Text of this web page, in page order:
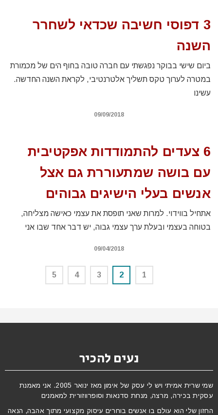
3 דפוסי חשיבה שכדאי לשחרר
השנה
ביום שישי בבוקר נפגשתי עם חברה טובה בחוף הים של מכמורת
במטרה לערוך טקס תשליך אלטרנטיבי, לקראת השנה החדשה.
עשינו
09/09/2018
6 צעדים להתמודדות אפקטיבית
עם בושה שמתעוררת גם אצל
אנשים בעלי הישיגים גבוהים
אתחיל בווידוי. למרות שאני תופסת את עצמי כאישה מצליחה,
בטוחה בעצמי ובעלת ערך עצמי גבוה, יש דבר אחד שבו אני
09/04/2018
1
2
3
4
5
נעים להכיר
שמי שרית אמיתי ויש לי עסק של אימון מאז ינואר 2005. אני מאמנת
עסקית בכירה, מרצה, מנחת סדנאות וסופרווזורית למאמנים
החזון שלי הוא עולם בו אנשים בוחרים עיסוק מקצועי מתוך אהבה, הנאה